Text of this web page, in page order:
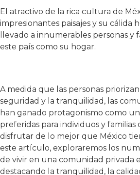
El atractivo de la rica cultura de
impresionantes paisajes y su cálida
llevado a innumerables personas y
este país como su hogar.
A medida que las personas
seguridad y la tranquilidad, las
han ganado protagonismo como
preferidas para individuos y familias
disfrutar de lo mejor que México
este artículo, exploraremos los
de vivir en una comunidad privada
destacando la tranquilidad, la